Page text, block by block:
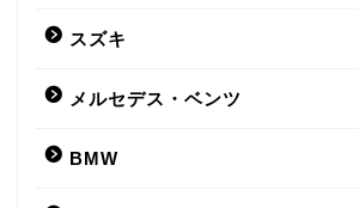
スズキ
メルセデス・ベンツ
BMW